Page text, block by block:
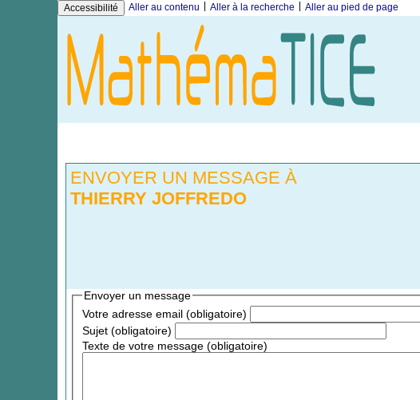
Accessibilité Aller au contenu Aller à la recherche Aller au pied de page
ENVOYER UN MESSAGE À
THIERRY JOFFREDO
Envoyer un message
Votre adresse email (obligatoire)
Sujet (obligatoire)
Texte de votre message (obligatoire)